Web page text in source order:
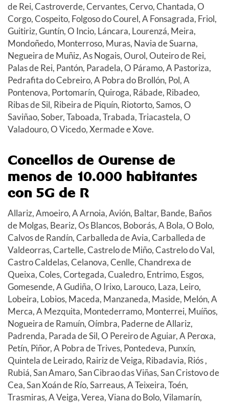
de Rei, Castroverde, Cervantes, Cervo, Chantada, O
Corgo, Cospeito, Folgoso do Courel, A Fonsagrada, Friol,
Guitiriz, Guntín, O Incio, Láncara, Lourenzá, Meira,
Mondoñedo, Monterroso, Muras, Navia de Suarna,
Negueira de Muñiz, As Nogais, Ourol, Outeiro de Rei,
Palas de Rei, Pantón, Paradela, O Páramo, A Pastoriza,
Pedrafita do Cebreiro, A Pobra do Brollón, Pol, A
Pontenova, Portomarín, Quiroga, Rábade, Ribadeo,
Ribas de Sil, Ribeira de Piquín, Riotorto, Samos, O
Saviñao, Sober, Taboada, Trabada, Triacastela, O
Valadouro, O Vicedo, Xermade e Xove.
Concellos de Ourense de
menos de 10.000 habitantes
con 5G de R
Allariz, Amoeiro, A Arnoia, Avión, Baltar, Bande, Baños
de Molgas, Beariz, Os Blancos, Boborás, A Bola, O Bolo,
Calvos de Randín, Carballeda de Avia, Carballeda de
Valdeorras, Cartelle, Castrelo de Miño, Castrelo do Val,
Castro Caldelas, Celanova, Cenlle, Chandrexa de
Queixa, Coles, Cortegada, Cualedro, Entrimo, Esgos,
Gomesende, A Gudiña, O Irixo, Larouco, Laza, Leiro,
Lobeira, Lobios, Maceda, Manzaneda, Maside, Melón, A
Merca, A Mezquita, Montederramo, Monterrei, Muíños,
Nogueira de Ramuín, Oímbra, Paderne de Allariz,
Padrenda, Parada de Sil, O Pereiro de Aguiar, A Peroxa,
Petín, Piñor, A Pobra de Trives, Pontedeva, Punxín,
Quintela de Leirado, Rairiz de Veiga, Ribadavia, Riós ,
Rubiá, San Amaro, San Cibrao das Viñas, San Cristovo de
Cea, San Xoán de Río, Sarreaus, A Teixeira, Toén,
Trasmiras, A Veiga, Verea, Viana do Bolo, Vilamarín,